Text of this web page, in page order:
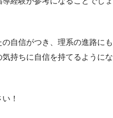
自信がつき、理系の進路にも
持ちに自信を持てるようにな
！